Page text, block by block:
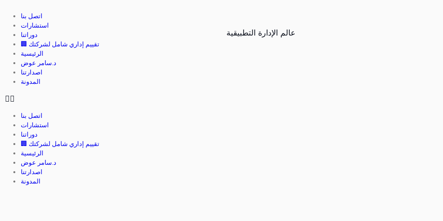
اتصل بنا
استشارات
دوراتنا
🏢 تقييم إداري شامل لشركتك
الرئيسية
د.سامر عوض
اصدارتنا
المدونة
اتصل بنا
استشارات
دوراتنا
🏢 تقييم إداري شامل لشركتك
الرئيسية
د.سامر عوض
اصدارتنا
المدونة
عالم الإدارة التطبيقية